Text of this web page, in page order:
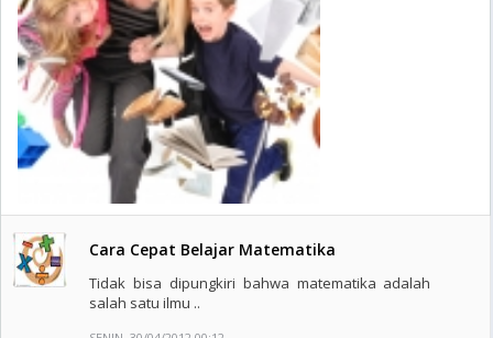
Cara Cepat Belajar Matematika
Tidak bisa dipungkiri bahwa matematika adalah
salah satu ilmu ..